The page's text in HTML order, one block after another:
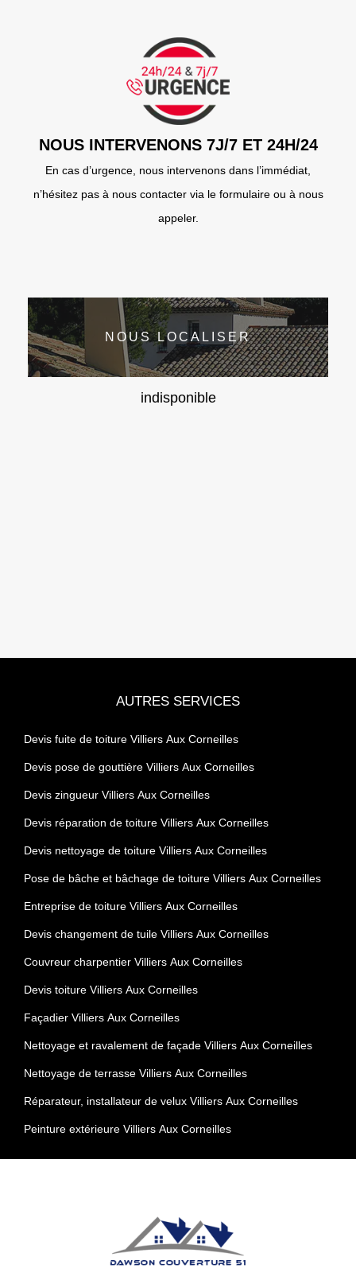
NOUS INTERVENONS 7J/7 ET 24H/24
En cas d’urgence, nous intervenons dans l’immédiat,
n’hésitez pas à nous contacter via le formulaire ou à nous
appeler.
NOUS LOCALISER
indisponible
AUTRES SERVICES
Devis fuite de toiture Villiers Aux Corneilles
Devis pose de gouttière Villiers Aux Corneilles
Devis zingueur Villiers Aux Corneilles
Devis réparation de toiture Villiers Aux Corneilles
Devis nettoyage de toiture Villiers Aux Corneilles
Pose de bâche et bâchage de toiture Villiers Aux Corneilles
Entreprise de toiture Villiers Aux Corneilles
Devis changement de tuile Villiers Aux Corneilles
Couvreur charpentier Villiers Aux Corneilles
Devis toiture Villiers Aux Corneilles
Façadier Villiers Aux Corneilles
Nettoyage et ravalement de façade Villiers Aux Corneilles
Nettoyage de terrasse Villiers Aux Corneilles
Réparateur, installateur de velux Villiers Aux Corneilles
Peinture extérieure Villiers Aux Corneilles